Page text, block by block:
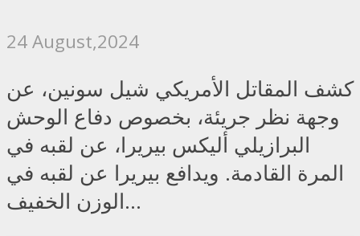
24 August,2024
كشف المقاتل الأمريكي شيل سونين، عن
وجهة نظر جريئة، بخصوص دفاع الوحش
البرازيلي أليكس بيريرا، عن لقبه في
المرة القادمة. ويدافع بيريرا عن لقبه في
الوزن الخفيف...